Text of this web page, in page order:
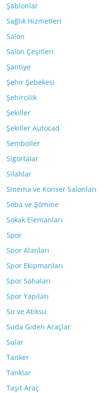
Şablonlar
Sağlık Hizmetleri
Salon
Salon Çeşitleri
Şantiye
Şehir Şebekesi
Şehircilik
Şekiller
Şekiller Autocad
Semboller
Sigortalar
Silahlar
Sinema ve Konser Salonları
Soba ve Şömine
Sokak Elemanları
Spor
Spor Alanları
Spor Ekipmanları
Spor Sahaları
Spor Yapıları
Su ve Atıksu
Suda Giden Araçlar
Sular
Tanker
Tanklar
Taşıt Araç